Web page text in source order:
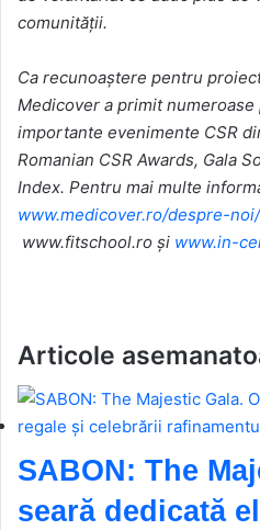
comunității.
Ca recunoaștere pentru
Medicover a primit
importante evenimente CSR
Romanian CSR Awards, Gala
Index. Pentru mai multe
www.medicover.ro/despre-
www.fitschool.ro și www.in-
Articole
SABON: The
seară dedicată